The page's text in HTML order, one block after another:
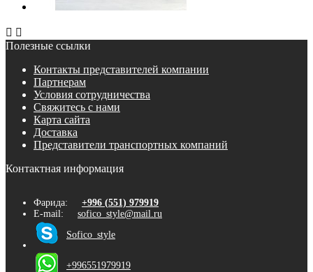
 
Полезные ссылки
Контакты представителей компании
Партнерам
Условия сотрудничества
Свяжитесь с нами
Карта сайта
Доставка
Представители транспортных компаний
Контактная информация
Фарида: +996 (551) 979919
E-mail: sofico_style@mail.ru
Sofico_style
+996551979919